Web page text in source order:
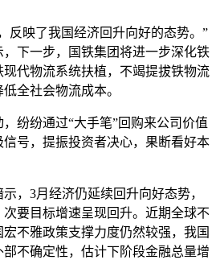
映了我国经济回升向好的态势。”
，下一步，国铁集团将进一步深化铁
代物流系统扶植，不竭提拔铁物流
全社会物流成本。
纷通过“大手笔”回购来公司价值
号，提振投资者决心，果断看好本
3月经济仍延续回升向好态势，
要目标增速呈现回升。近期全球不
不雅政策支撑力度仍然较强，我国
不确定性，估计下阶段金融总量增